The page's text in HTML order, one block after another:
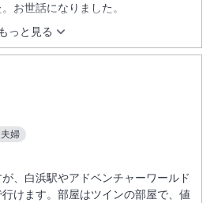
もっと見る
お世話になりました。
婦
、白浜駅やアドベンチャーワールド
けます。部屋はツインの部屋で、値